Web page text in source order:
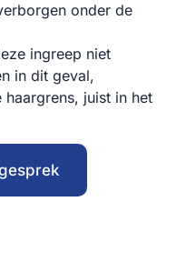
onder de
ingreep niet
in dit geval,
juist in het